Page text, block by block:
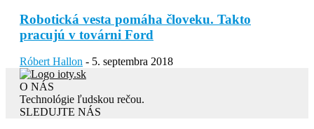
Robotická vesta pomáha človeku. Takto
pracujú v továrni Ford
Róbert Hallon - 5. septembra 2018
O NÁS
Technológie ľudskou rečou.
SLEDUJTE NÁS